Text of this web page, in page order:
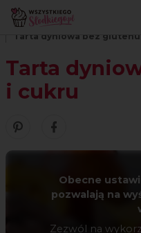
Strona główna
Tarta dyniowa bez
Tarta
i cukru
Zobacz nasze piny w
Udostępnij ten
Obecne
pozwalają na
Zezwól na